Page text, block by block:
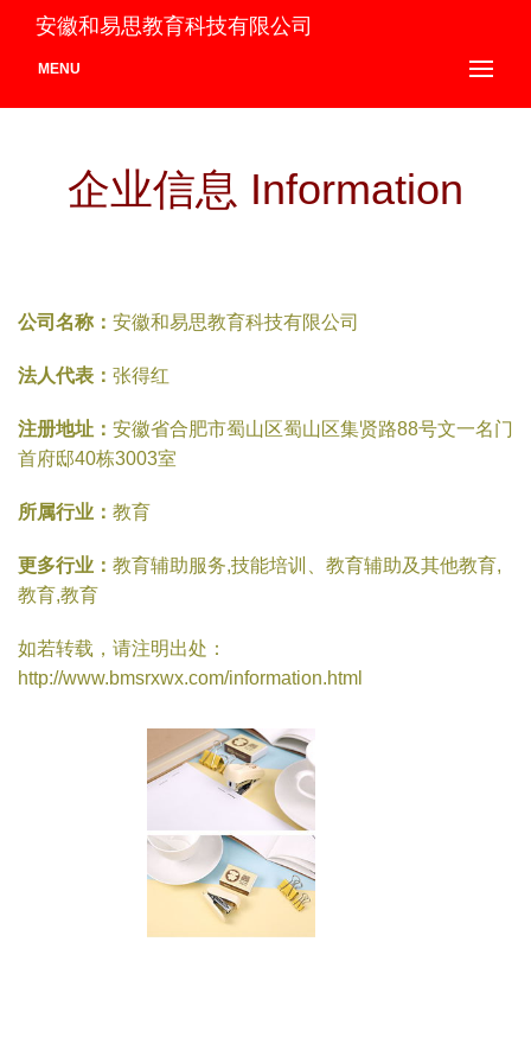
安徽和易思教育科技有限公司
MENU
企业信息 Information
公司名称： 安徽和易思教育科技有限公司
法人代表： 张得红
注册地址： 安徽省合肥市蜀山区蜀山区集贤路88号文一名门
首府邸40栋3003室
所属行业： 教育
更多行业： 教育辅助服务,技能培训、教育辅助及其他教育,
教育,教育
如若转载，请注明出处：
http://www.bmsrxwx.com/information.html